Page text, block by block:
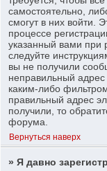
самостоятельно,
смогут в них войти.
процессе
указанный вами при
следуйте
вы не получили
неправильный адрес
каким-либо
правильный адрес
получили, то
форума.
Вернуться наверх
» Я давно